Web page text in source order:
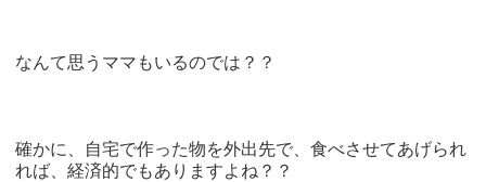
なんて思うママもいるのでは？？
確かに、自宅で作った物を外出先で、食べさせてあげられ
れば、経済的でもありますよね？？